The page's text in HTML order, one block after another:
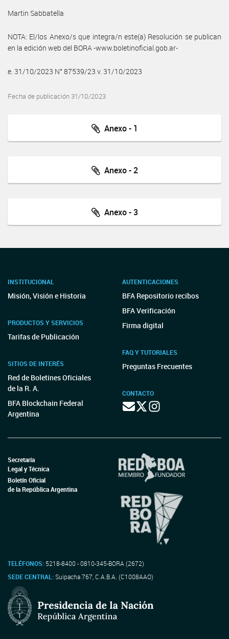
Martin Sabbatella
NOTA: El/los Anexo/s que integra/n este(a) Resolución se publican
en la edición web del BORA -www.boletinoficial.gob.ar-
e. 31/10/2023 N° 87539/23 v. 31/10/2023
Fecha de publicación 31/10/2023
Anexo - 1
Anexo - 2
Anexo - 3
INSTITUCIONAL
Misión, Visión e Historia
PRODUCTOS Y SERVICIOS
Tarifas de Publicación
SITIOS DE INTERÉS
Red de Boletines Oficiales
de la R. A.
BFA Blockchain Federal
Argentina
AUTENTICACIONES
BFA Repositorio recibos
BFA Verificación
Firma digital
FAQ Y TUTORIALES
Preguntas Frecuentes
CONTACTO
Secretaría
Legal y Técnica
Boletín Oficial
de la República Argentina
TELÉFONOS: 5218-8400 - 0810-345-BORA (2672)
SEDE CENTRAL:Suipacha 767, C.A.B.A. (C1008AAO)